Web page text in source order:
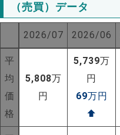
NEW!
（売買）データ
2026/07 2026/06
平
均
価
格
5,808万
円
5,739万
円
69万円
⬆